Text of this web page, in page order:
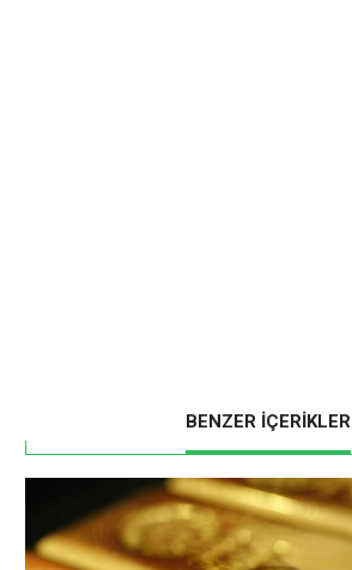
BENZER İÇERİKLER